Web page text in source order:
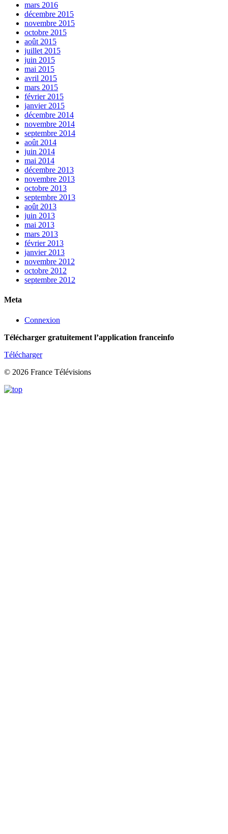
mars 2016
décembre 2015
novembre 2015
octobre 2015
août 2015
juillet 2015
juin 2015
mai 2015
avril 2015
mars 2015
février 2015
janvier 2015
décembre 2014
novembre 2014
septembre 2014
août 2014
juin 2014
mai 2014
décembre 2013
novembre 2013
octobre 2013
septembre 2013
août 2013
juin 2013
mai 2013
mars 2013
février 2013
janvier 2013
novembre 2012
octobre 2012
septembre 2012
Meta
Connexion
Télécharger gratuitement l’application franceinfo
Télécharger
© 2026 France Télévisions